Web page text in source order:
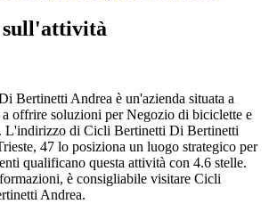
Bertinetti Andrea è un'azienda situata a
offrire soluzioni per Negozio di biciclette e
L'indirizzo di Cicli Bertinetti Di Bertinetti
47 lo posiziona un luogo strategico per
qualificano questa attività con 4.6 stelle.
è consigliabile visitare Cicli
Andrea.